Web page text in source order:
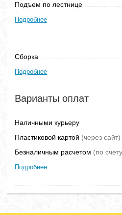
Подъем по лестнице
Подробнее
Сборка
Подробнее
Варианты оплат
Наличными курьеру
Пластиковой картой (через сайт)
Безналичным расчетом (по
Подробнее